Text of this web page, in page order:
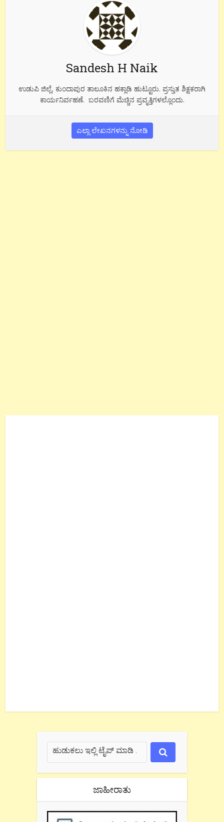
Sandesh H Naik
ಉಡುಪಿ ಜಿಲ್ಲೆ, ಕುಂದಾಪುರ ತಾಲೂಕಿನ ಹಕ್ಲಾಡಿ ಹುಟ್ಟೂರು. ಪ್ರಸ್ತುತ ಶಿಕ್ಷಕರಾಗಿ
ಕಾರ್ಯನಿರ್ವಹಣೆ. ಬರವಣಿಗೆ ಮೆಚ್ಚಿನ ಪ್ರವೃತ್ತಿಗಳಲ್ಲೊಂದು.
ಎಲ್ಲಾ ಲೇಖನಗಳನ್ನು ನೋಡಿ
ಜಾಹೀರಾತು